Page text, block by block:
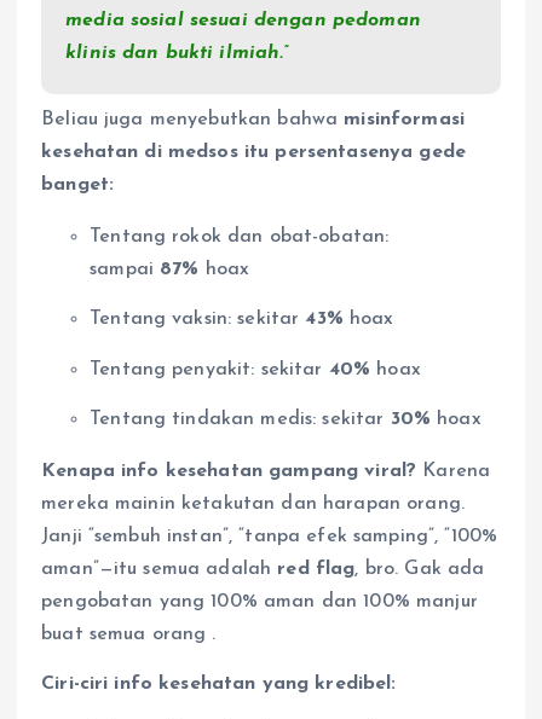
media sosial sesuai dengan pedoman
klinis dan bukti ilmiah.”
Beliau juga menyebutkan bahwa misinformasi
kesehatan di medsos itu persentasenya gede
banget:
Tentang rokok dan obat-obatan:
sampai 87% hoax
Tentang vaksin: sekitar 43% hoax
Tentang penyakit: sekitar 40% hoax
Tentang tindakan medis: sekitar 30% hoax
Kenapa info kesehatan gampang viral? Karena
mereka mainin ketakutan dan harapan orang.
Janji “sembuh instan”, “tanpa efek samping”, “100%
aman”—itu semua adalah red flag, bro. Gak ada
pengobatan yang 100% aman dan 100% manjur
buat semua orang .
Ciri-ciri info kesehatan yang kredibel: